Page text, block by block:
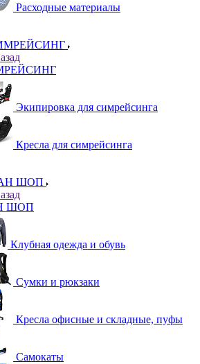
Расходные материалы
Экипировка для симрейсинга
Кресла для симрейсинга
ШОП
ШОП
Клубная одежда и обувь
Сумки и рюкзаки
Кресла офисные и складные, пуфы
Самокаты